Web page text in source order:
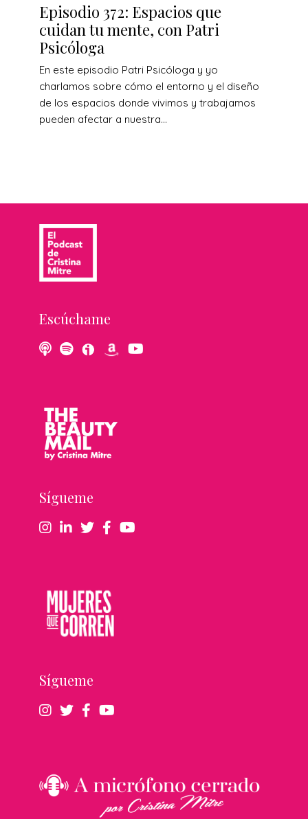
Episodio 372: Espacios que
cuidan tu mente, con Patri
Psicóloga
En este episodio Patri Psicóloga y yo
charlamos sobre cómo el entorno y el diseño
de los espacios donde vivimos y trabajamos
pueden afectar a nuestra...
Escúchame
Sígueme
Sígueme